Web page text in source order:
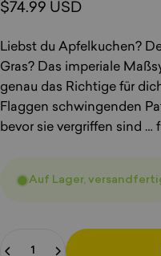
$74.99 USD
Liebst du Apfelkuchen?
Gras? Das imperiale
genau das Richtige für
Flaggen schwingenden
bevor sie vergriffen sind …
Auf Lager,